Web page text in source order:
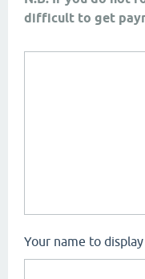
difficult to get
Your name to